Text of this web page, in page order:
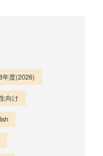
年度(2026)
向け